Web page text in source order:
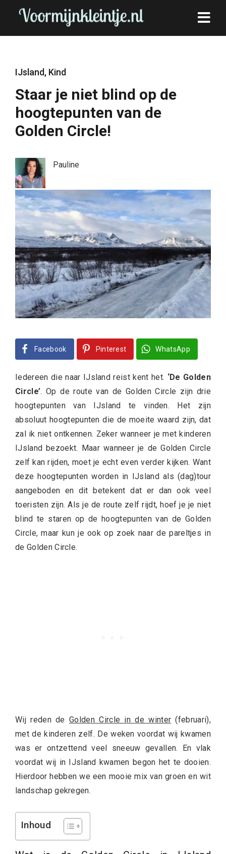
IJsland, Kind
Staar je niet blind op de
hoogtepunten van de
Golden Circle!
Pauline
Facebook Pinterest WhatsApp
Iedereen die naar IJsland reist kent het. ‘De Golden
Circle’. Op de route van de Golden Circle zijn drie
hoogtepunten van IJsland te vinden. Het zijn
absoluut hoogtepunten die de moeite waard zijn, dat
zal ik niet ontkennen. Zeker wanneer je met kinderen
IJsland bezoekt. Maar wanneer je de Golden Circle
zelf kan rijden, moet je echt even verder kijken. Want
deze hoogtepunten worden in IJsland als (dag)tour
aangeboden en dit betekent dat er dan ook veel
toeristen zijn. Als je de route zelf rijdt, hoef je je niet
blind te staren op de hoogtepunten van de Golden
Circle, maar kun je ook op zoek naar de pareltjes in
de Golden Circle.
Wij reden deGolden Circle in de winter (februari),
met de kinderen zelf. De weken voordat wij kwamen
was er ontzettend veel sneeuw gevallen. En vlak
voordat wij in IJsland kwamen begon het te dooien.
Hierdoor hebben we een mooie mix van groen en wit
landschap gekregen.
Inhoud